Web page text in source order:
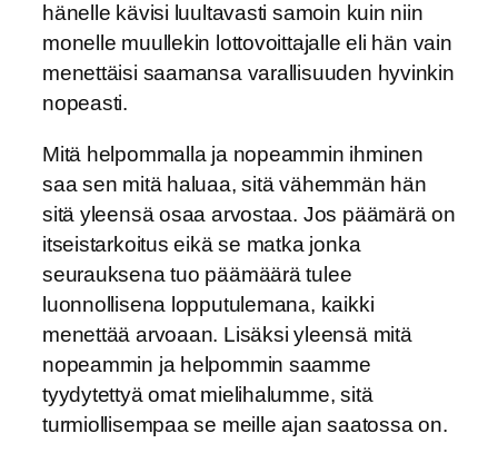
hänelle kävisi luultavasti samoin kuin niin
monelle muullekin lottovoittajalle eli hän vain
menettäisi saamansa varallisuuden hyvinkin
nopeasti.
Mitä helpommalla ja nopeammin ihminen
saa sen mitä haluaa, sitä vähemmän hän
sitä yleensä osaa arvostaa. Jos päämärä on
itseistarkoitus eikä se matka jonka
seurauksena tuo päämäärä tulee
luonnollisena lopputulemana, kaikki
menettää arvoaan. Lisäksi yleensä mitä
nopeammin ja helpommin saamme
tyydytettyä omat mielihalumme, sitä
turmiollisempaa se meille ajan saatossa on.